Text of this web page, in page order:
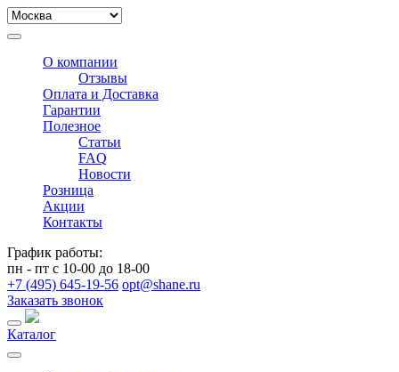
О компании
Отзывы
Оплата и Доставка
Гарантии
Полезное
Статьи
FAQ
Новости
Розница
Акции
Контакты
График работы:
пн - пт с 10-00 до 18-00
+7 (495) 645-19-56 opt@shane.ru
Заказать звонок
Каталог